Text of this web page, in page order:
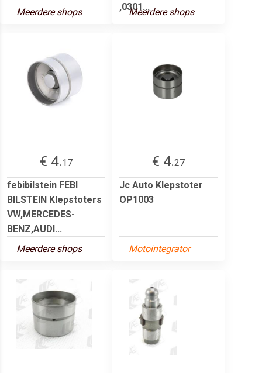
Meerdere shops
,0301...
Meerdere shops
€ 4.17
febibilstein FEBI
BILSTEIN Klepstoters
VW,MERCEDES-
BENZ,AUDI...
Meerdere shops
€ 4.27
Jc Auto Klepstoter
OP1003
Motointegrator